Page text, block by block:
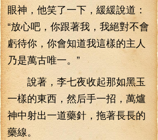
眼神，他笑了一下，緩緩說道：
“放心吧，你跟著我，我絕對不會
虧待你，你會知道我這樣的主人
乃是萬古唯一。”
說著，李七夜收起那如黑玉
一樣的東西，然后手一招，萬爐
神中射出一道藥針，拖著長長的
藥線。